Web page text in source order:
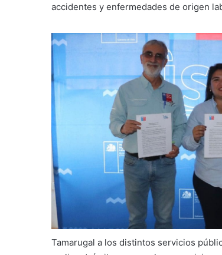
accidentes y enfermedades de origen
Tamarugal a los distintos servicios